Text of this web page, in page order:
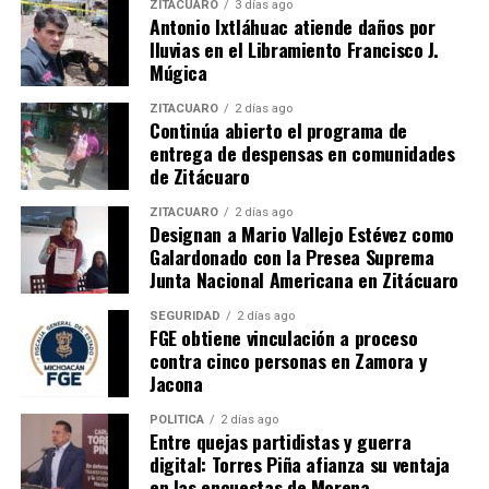
ayudará a la fluidez de los apoyos en todos los órdenes
de gobierno.
Algunos de los municipios participantes en el encuentro
de instancias municipales fueron Tancítaro,
Apatzingán, Lagunillas, Tocumbo, Zamora, Uruapan, Los
Reyes, Ecuandureo, Yurécuaro, Paracho, así como
Huetamo, Briseñas, Zacapu, Carácuaro, Acuitzio, Irimbo,
Indaparapeo, entre otros.
Las instancias municipales
La Secretaría de los Jóvenes (SEJOVEN) a través del
departamento de Organización y Participación Social
atiende a todos los municipios que cuenten o busquen
crear su Instancia Juvenil, con el fin de ser un órgano
encargado de atender la problemática del sector en sus
municipios, en base a acciones y programas de carácter
federal, estatal o municipal.
ZITÁCUARO 3 días ago
Antonio Ixtláhuac atiende daños por
lluvias en el Libramiento Francisco J.
Múgica
ZITÁCUARO 2 días ago
Continúa abierto el programa de
entrega de despensas en comunidades
de Zitácuaro
ZITÁCUARO 2 días ago
Designan a Mario Vallejo Estévez como
Galardonado con la Presea Suprema
Junta Nacional Americana en Zitácuaro
SEGURIDAD 2 días ago
FGE obtiene vinculación a proceso
contra cinco personas en Zamora y
Jacona
POLÍTICA 2 días ago
Entre quejas partidistas y guerra
digital: Torres Piña afianza su ventaja